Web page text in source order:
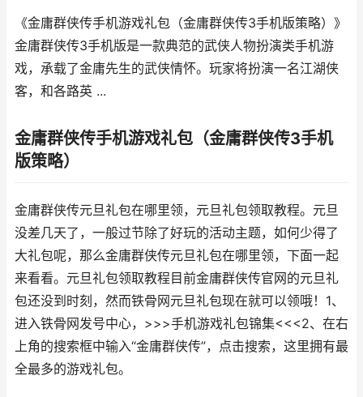
《金庸群侠传手机游戏礼包（金庸群侠传3手机版策略）》
金庸群侠传3手机版是一款典范的武侠人物扮演类手机游
戏，承载了金庸先生的武侠情怀。玩家将扮演一名江湖侠
客，和各路英 ...
金庸群侠传手机游戏礼包（金庸群侠传3手机
版策略）
金庸群侠传元旦礼包在哪里领，元旦礼包领取教程。元旦
没差几天了，一般过节除了好玩的活动主题，如何少得了
大礼包呢，那么金庸群侠传元旦礼包在哪里领，下面一起
来看看。元旦礼包领取教程目前金庸群侠传官网的元旦礼
包还没到时刻，然而铁骨网元旦礼包现在就可以领哦！1、
进入铁骨网发号中心，>>>手机游戏礼包锦集<<<2、在右
上角的搜索框中输入“金庸群侠传”，点击搜索，这里拥有最
全最多的游戏礼包。